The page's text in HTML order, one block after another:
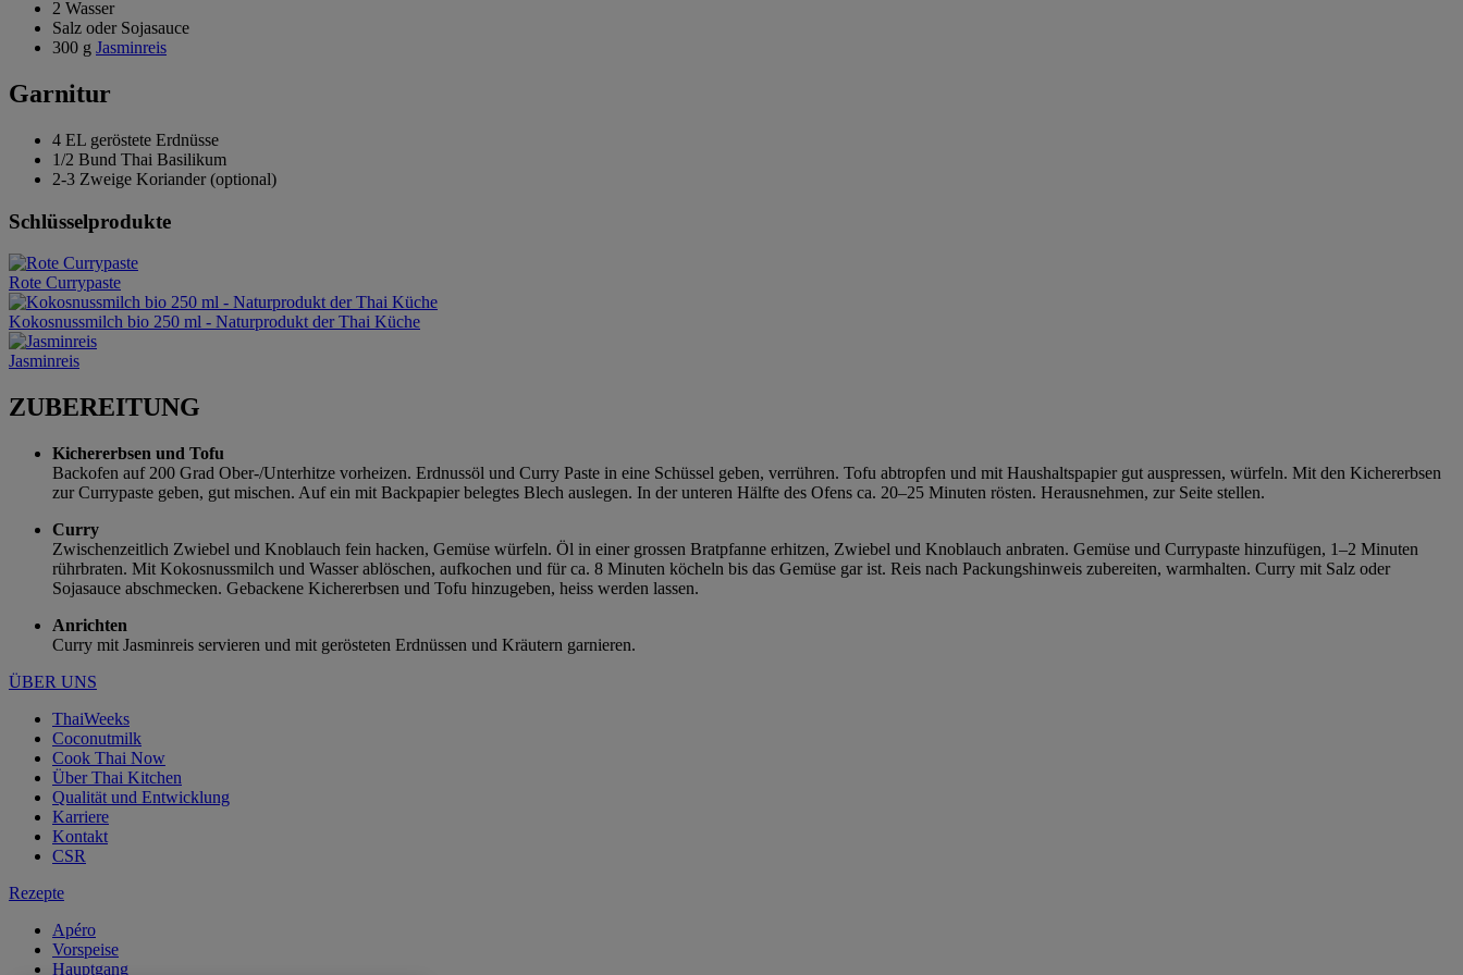
2 Wasser
Salz oder Sojasauce
300 g Jasminreis
Garnitur
4 EL geröstete Erdnüsse
1/2 Bund Thai Basilikum
2-3 Zweige Koriander (optional)
Schlüsselprodukte
Rote Currypaste
Kokosnussmilch bio 250 ml - Naturprodukt der Thai Küche
Jasminreis
ZUBEREITUNG
Kichererbsen und Tofu
Backofen auf 200 Grad Ober-/Unterhitze vorheizen. Erdnussöl und Curry Paste in eine Schüssel geben, verrühren. Tofu abtropfen und mit Haushaltspapier gut auspressen, würfeln. Mit den Kichererbsen
zur Currypaste geben, gut mischen. Auf ein mit Backpapier belegtes Blech auslegen. In der unteren Hälfte des Ofens ca. 20–25 Minuten rösten. Herausnehmen, zur Seite stellen.
Curry
Zwischenzeitlich Zwiebel und Knoblauch fein hacken, Gemüse würfeln. Öl in einer grossen Bratpfanne erhitzen, Zwiebel und Knoblauch anbraten. Gemüse und Currypaste hinzufügen, 1–2 Minuten
rührbraten. Mit Kokosnussmilch und Wasser ablöschen, aufkochen und für ca. 8 Minuten köcheln bis das Gemüse gar ist. Reis nach Packungshinweis zubereiten, warmhalten. Curry mit Salz oder
Sojasauce abschmecken. Gebackene Kichererbsen und Tofu hinzugeben, heiss werden lassen.
Anrichten
Curry mit Jasminreis servieren und mit gerösteten Erdnüssen und Kräutern garnieren.
ÜBER UNS
ThaiWeeks
Coconutmilk
Cook Thai Now
Über Thai Kitchen
Qualität und Entwicklung
Karriere
Kontakt
CSR
Rezepte
Apéro
Vorspeise
Hauptgang